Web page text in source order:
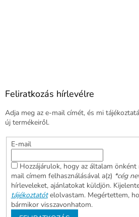
Feliratkozás hírlevélre
Adja meg az e-mail címét, és mi
új termékeiről.
E-mail
Hozzájárulok, hogy az általam
mail címem felhasználásával a(z) *cég
hírleveleket, ajánlatokat küldjön.
tájékoztatót elolvastam. Megértettem,
bármikor visszavonhatom.